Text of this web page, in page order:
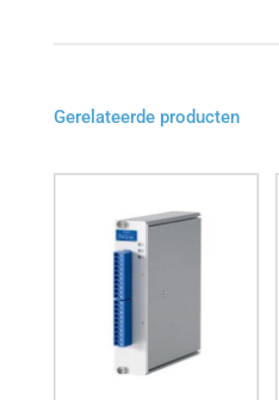
Gerelateerde producten